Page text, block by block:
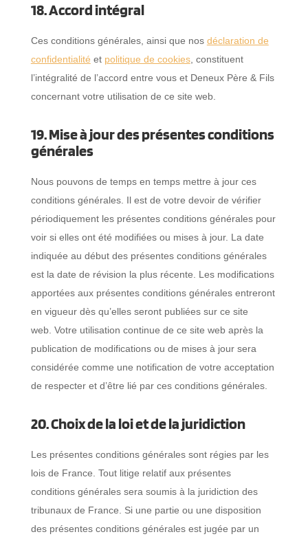
18. Accord intégral
Ces conditions générales, ainsi que nos déclaration de
confidentialité et politique de cookies, constituent
l’intégralité de l’accord entre vous et Deneux Père & Fils
concernant votre utilisation de ce site web.
19. Mise à jour des présentes conditions
générales
Nous pouvons de temps en temps mettre à jour ces
conditions générales. Il est de votre devoir de vérifier
périodiquement les présentes conditions générales pour
voir si elles ont été modifiées ou mises à jour. La date
indiquée au début des présentes conditions générales
est la date de révision la plus récente. Les modifications
apportées aux présentes conditions générales entreront
en vigueur dès qu’elles seront publiées sur ce site
web. Votre utilisation continue de ce site web après la
publication de modifications ou de mises à jour sera
considérée comme une notification de votre acceptation
de respecter et d’être lié par ces conditions générales.
20. Choix de la loi et de la juridiction
Les présentes conditions générales sont régies par les
lois de France. Tout litige relatif aux présentes
conditions générales sera soumis à la juridiction des
tribunaux de France. Si une partie ou une disposition
des présentes conditions générales est jugée par un